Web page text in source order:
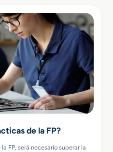
de la FP?
FP, será necesario superar la